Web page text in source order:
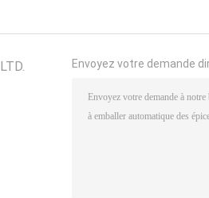
Envoyez votre demande